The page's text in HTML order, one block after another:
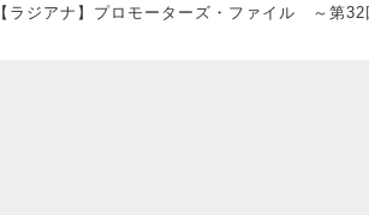
【ラジアナ】プロモーターズ・ファイル ～第32